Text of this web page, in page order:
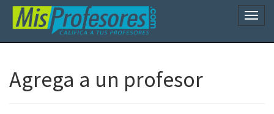
Agrega a un profesor